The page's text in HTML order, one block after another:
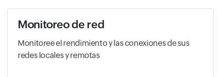
Monitoreo de red
Monitoree el rendimiento y las conexiones de sus
redes locales y remotas